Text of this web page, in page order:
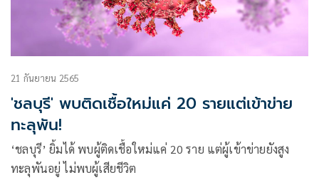
21 กันยายน 2565
'ชลบุรี' พบติดเชื้อใหม่แค่ 20 รายแต่เข้าข่าย
ทะลุพัน!
‘ชลบุรี’ ยิ้มได้ พบผู้ติดเชื้อใหม่แค่ 20 ราย แต่ผู้เข้าข่ายยังสูง
ทะลุพันอยู่ ไม่พบผู้เสียชีวิต